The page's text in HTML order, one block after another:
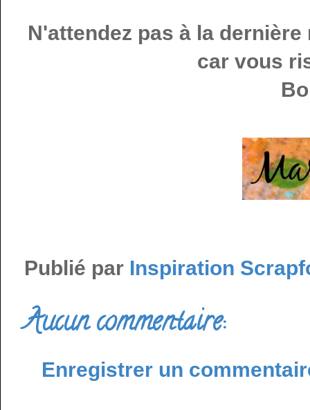
N'attendez pas à la
car vous
Publié par Inspiration
Aucun commentaire:
Enregistrer un